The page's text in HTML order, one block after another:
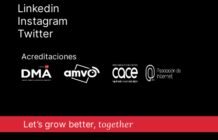
Linkedin
Instagram
Twitter
Acreditaciones
Let’s grow better, together